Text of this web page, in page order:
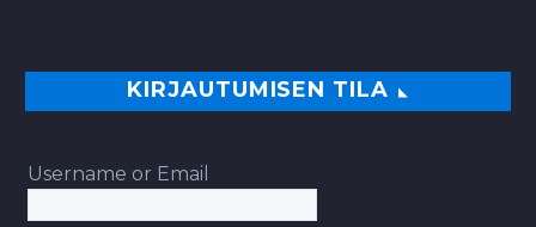
KIRJAUTUMISEN TILA
Username or Email